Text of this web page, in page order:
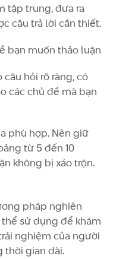
tập trung, đưa ra
câu trả lời cần thiết.
bạn muốn thảo luận
hỏi rõ ràng, có
các chủ đề mà bạn
phù hợp. Nên giữ
từ 5 đến 10
không bị xáo trộn.
pháp nghiên
sử dụng để khám
nghiệm của người
thời gian dài.